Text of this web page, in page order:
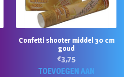
Confetti shooter middel 30 cm
goud
€3,75
TOEVOEGEN AAN